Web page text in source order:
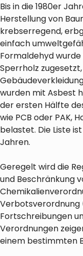
Bis in die 1980er
Herstellung von
krebserregend,
einfach
Formaldehyd
Sperrholz
wurden mit Asbest
der ersten Hälfte
wie PCB oder PAK,
belastet. Die Liste
Jahren.
Geregelt wird die
und Beschränkung
Verbotsverordnung
Fortschreibungen
Verordnungen
einem bestimmten